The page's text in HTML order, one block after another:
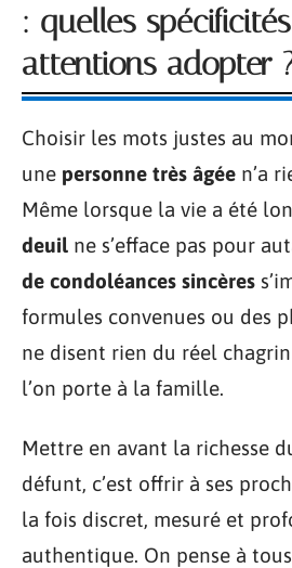
: quelles
attentions adopter
Choisir les mots justes au
une personne très âgée n’a
Même lorsque la vie a été
deuil ne s’efface pas pour
de condoléances sincères
formules convenues ou des
ne disent rien du réel
l’on porte à la famille.
Mettre en avant la richesse
défunt, c’est offrir à ses
la fois discret, mesuré et
authentique. On pense à